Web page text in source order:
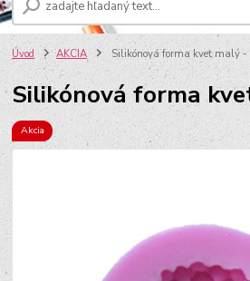
Úvod AKCIA Silikónová forma kvet malý -
Silikónová forma
Akcia